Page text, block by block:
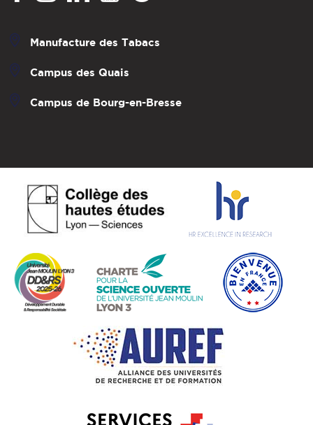
Manufacture des Tabacs
Campus des Quais
Campus de Bourg-en-Bresse